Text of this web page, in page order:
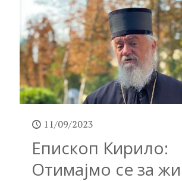
11/09/2023
Епископ Кирило:
Отимајмо се за